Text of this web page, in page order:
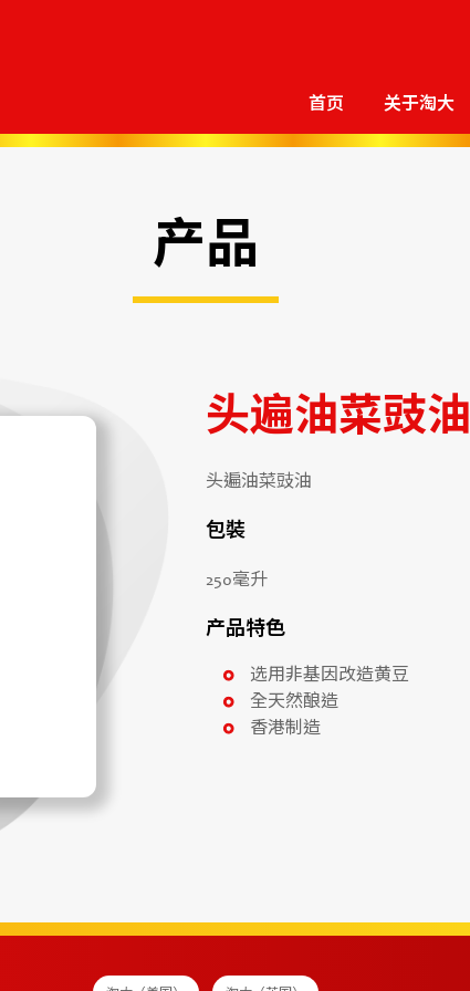
首页 关于淘大
产品
头遍油菜豉油
头遍油菜豉油
包裝
250毫升
产品特色
选用非基因改造黄豆
全天然酿造
香港制造